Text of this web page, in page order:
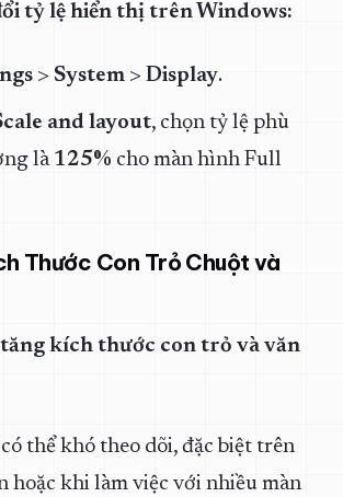
tỷ lệ hiển thị trên Windows:
> System >Display.
and layout, chọn tỷ lệ phù
là 125% cho màn hình Full
Thước Con Trỏ Chuột và
tăng kích thước con trỏ và văn
thể khó theo dõi, đặc biệt trên
hoặc khi làm việc với nhiều màn